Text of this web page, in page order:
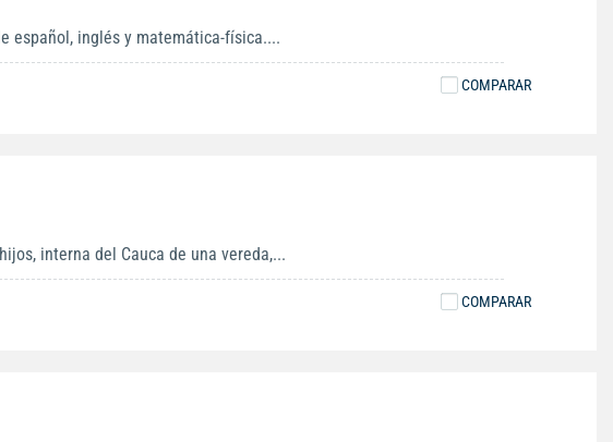
español, inglés y matemática-física....
COMPARAR
interna del Cauca de una vereda,...
COMPARAR